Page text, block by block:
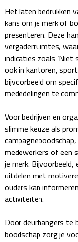
Fiets
Fietsbellen
Fietstassen
Fiets
Fietspompen
Fietssloten
Fietsverlichting
Fiets reparatiesets
Drinkwaren
Het laten bedrukken
kans om je merk of
presenteren. Deze
vergaderruimtes,
indicaties zoals ‘Niet
ook in kantoren,
bijvoorbeeld om
mededelingen te
Voor bedrijven en
slimme keuze als
medewerkers of een
je merk.
uitdelen met
ouders kan
activiteiten.
Door deurhangers te
boodschap zorg je